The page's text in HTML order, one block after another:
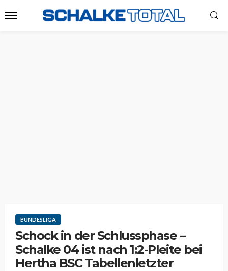
BUNDESLIGA
Schock in der Schlussphase –
Schalke 04 ist nach 1:2-Pleite bei
Hertha BSC Tabellenletzter